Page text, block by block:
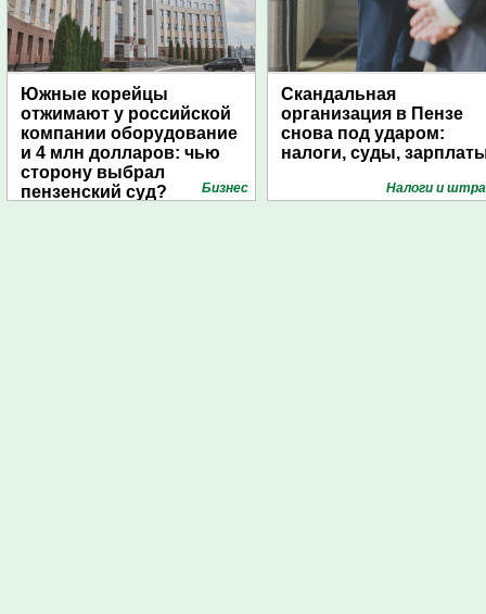
Южные корейцы
отжимают у российской
компании оборудование
и 4 млн долларов: чью
сторону выбрал
пензенский суд?
Бизнес
Скандальная
организация в Пензе
снова под ударом:
налоги, суды,
Налоги и